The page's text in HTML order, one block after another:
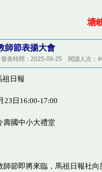
塘
師節表揚大會
發表時間：2025-09-25 閱讀人次：
祖日報
23日16:00-17:00
壽國中小大禮堂
節即將來臨，馬祖日報社向